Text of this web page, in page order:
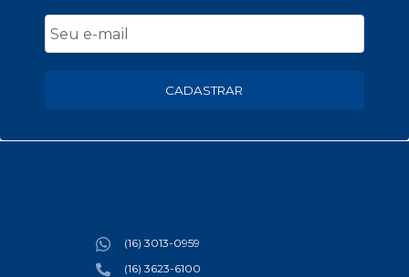
CADASTRAR
(16) 3013-0959
(16) 3623-6100